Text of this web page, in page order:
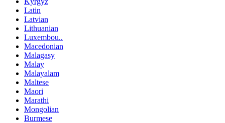
Latin
Latvian
Lithuanian
Luxembou..
Macedonian
Malagasy
Malay
Malayalam
Maltese
Maori
Marathi
Mongolian
Burmese